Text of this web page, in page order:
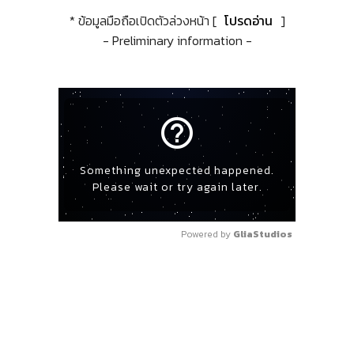
* ข้อมูลมือถือเปิดตัวล่วงหน้า [ โปรดอ่าน ]
- Preliminary information -
help_outline
Something unexpected happened.
Please wait or try again later.
Powered by GliaStudios